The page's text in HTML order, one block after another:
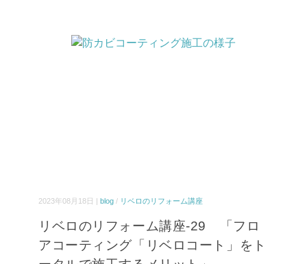
2023年08月18日 | blog / リベロのリフォーム講座
リベロのリフォーム講座-29 「フロ
アコーティング「リベロコート」をト